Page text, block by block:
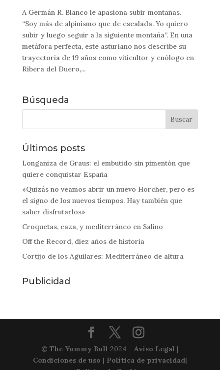
A Germán R. Blanco le apasiona subir montañas.
“Soy más de alpinismo que de escalada. Yo quiero
subir y luego seguir a la siguiente montaña”. En una
metáfora perfecta, este asturiano nos describe su
trayectoria de 19 años como viticultor y enólogo en
Ribera del Duero,...
Búsqueda
Últimos posts
Longaniza de Graus: el embutido sin pimentón que
quiere conquistar España
«Quizás no veamos abrir un nuevo Horcher, pero es
el signo de los nuevos tiempos. Hay también que
saber disfrutarlos»
Croquetas, caza, y mediterráneo en Salino
Off the Record, diez años de historia
Cortijo de los Aguilares: Mediterráneo de altura
Publicidad
© The Yummy Bull 2024 - Aviso Legal |
Condiciones de uso | Política de privacidad|